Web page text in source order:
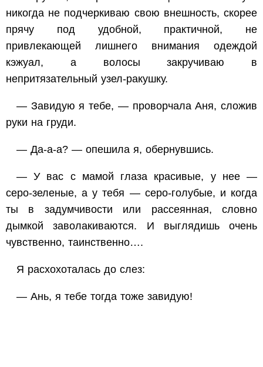
никогда не подчеркиваю свою внешность, скорее
прячу под удобной, практичной, не
привлекающей лишнего внимания одеждой
кэжуал, а волосы закручиваю в
непритязательный узел-ракушку.
— Завидую я тебе, — проворчала Аня, сложив
руки на груди.
— Да-а-а? — опешила я, обернувшись.
— У вас с мамой глаза красивые, у нее —
серо-зеленые, а у тебя — серо-голубые, и когда
ты в задумчивости или рассеянная, словно
дымкой заволакиваются. И выглядишь очень
чувственно, таинственно….
Я расхохоталась до слез:
— Ань, я тебе тогда тоже завидую!